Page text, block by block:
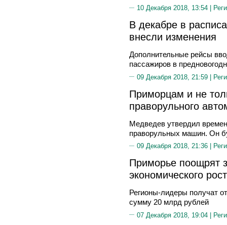
10 Декабря 2018, 13:54 |
В декабре в
внесли изменения
Дополнительные рейсы
пассажиров в
09 Декабря 2018, 21:59 |
Приморцам и не
праворульного
Медведев утвердил
праворульных машин. Он
09 Декабря 2018, 21:36 |
Приморье поощрят
экономического
Регионы-лидеры получат
сумму 20 млрд рублей
07 Декабря 2018, 19:04 |